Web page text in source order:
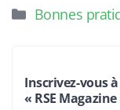
Catégories
Bonnes
Inscrivez-vous
« RSE Magazine